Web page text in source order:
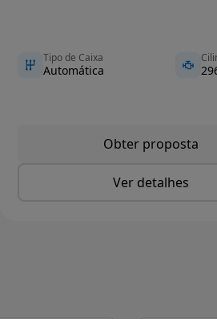
Tipo de Caixa
Automática
Obter proposta
Ver detalhes